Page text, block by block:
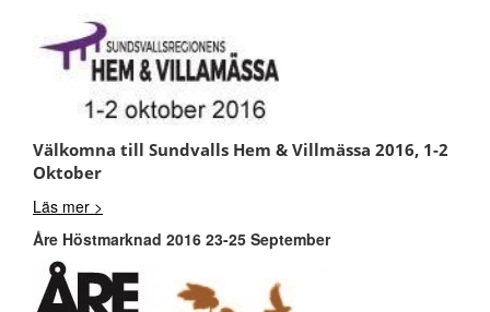
Välkomna till Sundvalls Hem & Villmässa 2016, 1-2
Oktober
Läs mer >
Åre Höstmarknad 2016 23-25 September